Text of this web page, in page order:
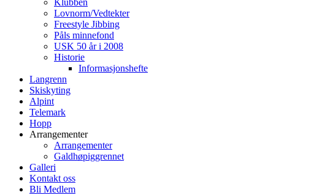
Klubben
Lovnorm/Vedtekter
Freestyle Jibbing
Påls minnefond
USK 50 år i 2008
Historie
Informasjonshefte
Langrenn
Skiskyting
Alpint
Telemark
Hopp
Arrangementer
Arrangementer
Galdhøpiggrennet
Galleri
Kontakt oss
Bli Medlem